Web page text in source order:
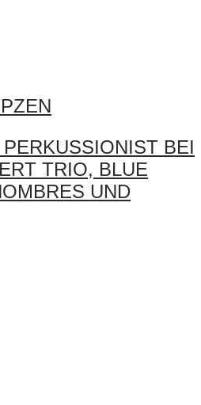
BEI
TRIO, BLUE
UND